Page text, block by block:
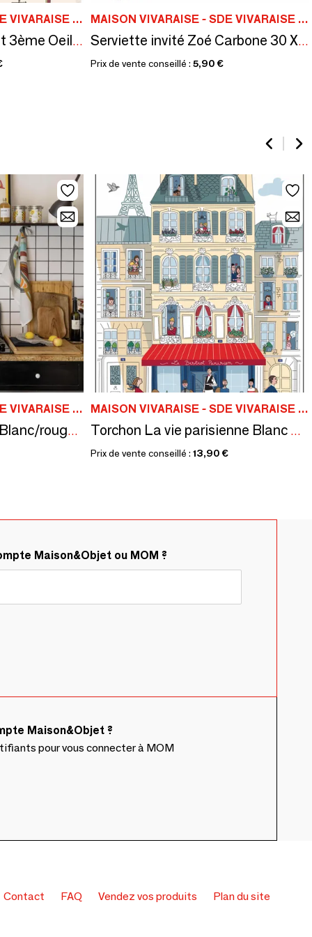
MAISON VIVARAISE - SDE VIVARAISE WINKLER
Grand Torchon Dubout 3ème Oeil Ecru 60 X 80
MAISON VIVARAISE - SDE VIVARAISE WINKLER
Serviette invité Zoé Carbone 30 X 50
Prix de vente conseillé : 5,90 €
MAISON VIVARAISE - SDE VIVARAISE WINKLER
Torchon recyclé Aden Blanc/rouge 50 x 70
MAISON VIVARAISE - SDE VIVARAISE WINKLER
Torchon La vie parisienne Blanc 48 x 72
Prix de vente conseillé : 13,90 €
Maison&Objet ou MOM ?
Maison&Objet ?
pour vous connecter à MOM
Contact FAQ Vendez vos produits Plan du site